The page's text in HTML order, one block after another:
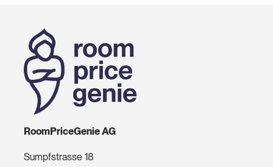
RoomPriceGenie AG
Sumpfstrasse 18